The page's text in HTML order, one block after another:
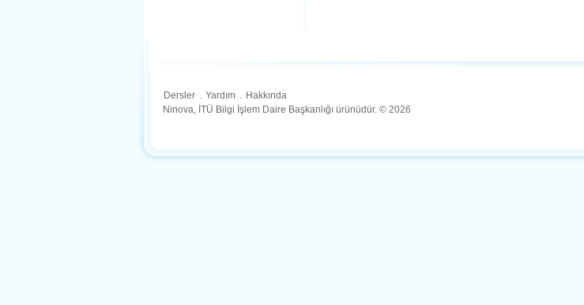
Dersler . Yardım . Hakkında
Ninova, İTÜ Bilgi İşlem Daire Başkanlığı ürünüdür. © 2026